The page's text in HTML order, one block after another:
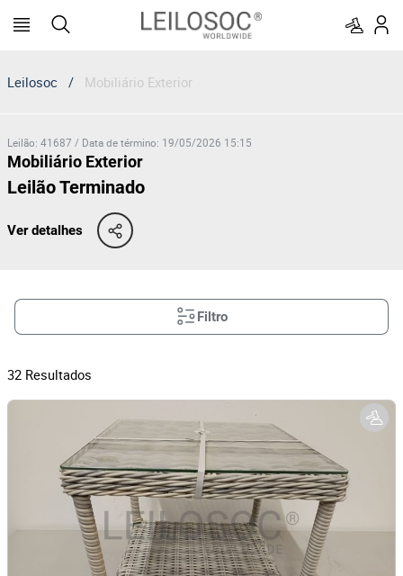
Leilosoc / Mobiliário Exterior
Leilão: 41687 / Data de término: 19/05/2026 15:15
Mobiliário Exterior
Leilão Terminado
Ver detalhes
Filtro
32 Resultados